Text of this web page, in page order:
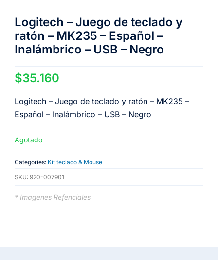
Logitech – Juego de teclado y
ratón – MK235 – Español –
Inalámbrico – USB – Negro
$35.160
Logitech – Juego de teclado y ratón – MK235 –
Español – Inalámbrico – USB – Negro
Agotado
Categories: Kit teclado & Mouse
SKU: 920-007901
* Imagenes Refenciales